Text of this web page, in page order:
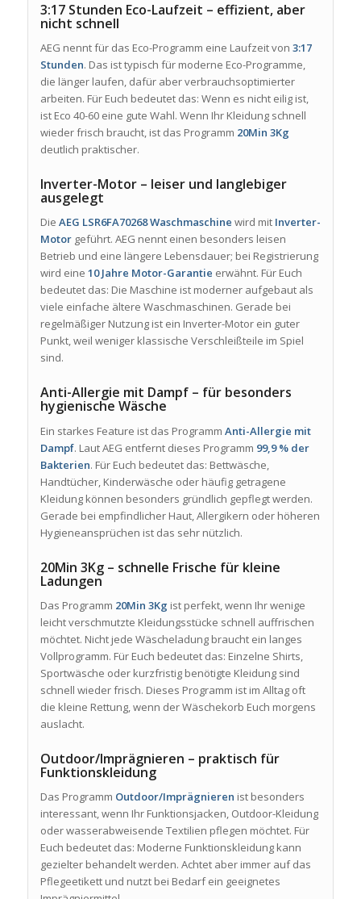
3:17 Stunden Eco-Laufzeit – effizient, aber
nicht schnell
AEG nennt für das Eco-Programm eine Laufzeit von 3:17
Stunden. Das ist typisch für moderne Eco-Programme,
die länger laufen, dafür aber verbrauchsoptimierter
arbeiten. Für Euch bedeutet das: Wenn es nicht eilig ist,
ist Eco 40-60 eine gute Wahl. Wenn Ihr Kleidung schnell
wieder frisch braucht, ist das Programm 20Min 3Kg
deutlich praktischer.
Inverter-Motor – leiser und langlebiger
ausgelegt
Die AEG LSR6FA70268 Waschmaschine wird mit Inverter-
Motorgeführt. AEG nennt einen besonders leisen
Betrieb und eine längere Lebensdauer; bei Registrierung
wird eine 10 Jahre Motor-Garantie erwähnt. Für Euch
bedeutet das: Die Maschine ist moderner aufgebaut als
viele einfache ältere Waschmaschinen. Gerade bei
regelmäßiger Nutzung ist ein Inverter-Motor ein guter
Punkt, weil weniger klassische Verschleißteile im Spiel
sind.
Anti-Allergie mit Dampf – für besonders
hygienische Wäsche
Ein starkes Feature ist das Programm Anti-Allergie mit
Dampf. Laut AEG entfernt dieses Programm 99,9 % der
Bakterien. Für Euch bedeutet das: Bettwäsche,
Handtücher, Kinderwäsche oder häufig getragene
Kleidung können besonders gründlich gepflegt werden.
Gerade bei empfindlicher Haut, Allergikern oder höheren
Hygieneansprüchen ist das sehr nützlich.
20Min 3Kg – schnelle Frische für kleine
Ladungen
Das Programm 20Min 3Kg ist perfekt, wenn Ihr wenige
leicht verschmutzte Kleidungsstücke schnell auffrischen
möchtet. Nicht jede Wäscheladung braucht ein langes
Vollprogramm. Für Euch bedeutet das: Einzelne Shirts,
Sportwäsche oder kurzfristig benötigte Kleidung sind
schnell wieder frisch. Dieses Programm ist im Alltag oft
die kleine Rettung, wenn der Wäschekorb Euch morgens
auslacht.
Outdoor/Imprägnieren – praktisch für
Funktionskleidung
Das Programm Outdoor/Imprägnieren ist besonders
interessant, wenn Ihr Funktionsjacken, Outdoor-Kleidung
oder wasserabweisende Textilien pflegen möchtet. Für
Euch bedeutet das: Moderne Funktionskleidung kann
gezielter behandelt werden. Achtet aber immer auf das
Pflegeetikett und nutzt bei Bedarf ein geeignetes